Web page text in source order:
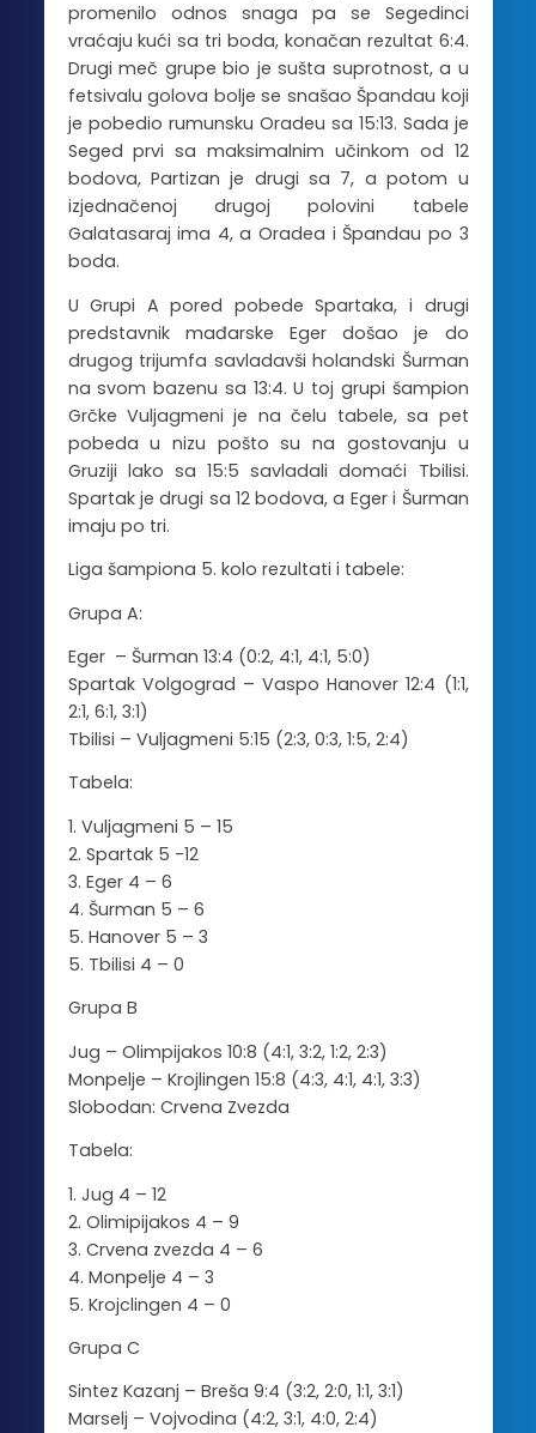
promenilo odnos snaga pa se Segedinci
vraćaju kući sa tri boda, konačan rezultat 6:4.
Drugi meč grupe bio je sušta suprotnost, a u
fetsivalu golova bolje se snašao Špandau koji
je pobedio rumunsku Oradeu sa 15:13. Sada je
Seged prvi sa maksimalnim učinkom od 12
bodova, Partizan je drugi sa 7, a potom u
izjednačenoj drugoj polovini tabele
Galatasaraj ima 4, a Oradea i Špandau po 3
boda.
U Grupi A pored pobede Spartaka, i drugi
predstavnik mađarske Eger došao je do
drugog trijumfa savladavši holandski Šurman
na svom bazenu sa 13:4. U toj grupi šampion
Grčke Vuljagmeni je na čelu tabele, sa pet
pobeda u nizu pošto su na gostovanju u
Gruziji lako sa 15:5 savladali domaći Tbilisi.
Spartak je drugi sa 12 bodova, a Eger i Šurman
imaju po tri.
Liga šampiona 5. kolo rezultati i tabele:
Grupa A:
Eger – Šurman 13:4 (0:2, 4:1, 4:1, 5:0)
Spartak Volgograd – Vaspo Hanover 12:4 (1:1,
2:1, 6:1, 3:1)
Tbilisi – Vuljagmeni 5:15 (2:3, 0:3, 1:5, 2:4)
Tabela:
1. Vuljagmeni 5 – 15
2. Spartak 5 -12
3. Eger 4 – 6
4. Šurman 5 – 6
5. Hanover 5 – 3
5. Tbilisi 4 – 0
Grupa B
Jug – Olimpijakos 10:8 (4:1, 3:2, 1:2, 2:3)
Monpelje – Krojlingen 15:8 (4:3, 4:1, 4:1, 3:3)
Slobodan: Crvena Zvezda
Tabela:
1. Jug 4 – 12
2. Olimipijakos 4 – 9
3. Crvena zvezda 4 – 6
4. Monpelje 4 – 3
5. Krojclingen 4 – 0
Grupa C
Sintez Kazanj – Breša 9:4 (3:2, 2:0, 1:1, 3:1)
Marselj – Vojvodina (4:2, 3:1, 4:0, 2:4)